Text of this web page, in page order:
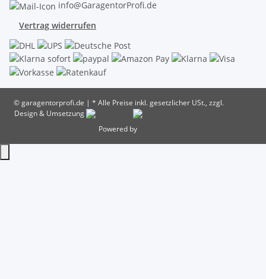
info@GaragentorProfi.de
Vertrag widerrufen
© garagentorprofi.de | * Alle Preise inkl. gesetzlicher USt., zzgl.
Design & Umsetzung
Powered by